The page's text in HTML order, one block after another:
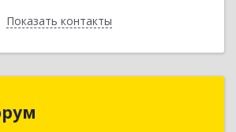
Показать контакты
Назад